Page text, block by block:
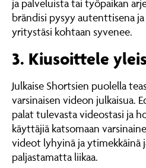
ja palveluista tai työpaikan
brändisi pysyy autenttisena
yritystäsi kohtaan syvenee.
3. Kiusoittele
Julkaise Shortsien puolella
varsinaisen videon julkaisua.
palat tulevasta videostasi ja
käyttäjiä katsomaan
videot lyhyinä ja ytimekkäinä
paljastamatta liikaa.